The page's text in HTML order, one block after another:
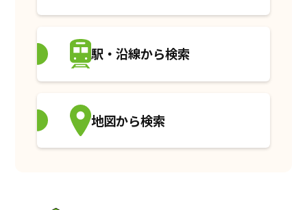
駅・沿線から検索
地図から検索